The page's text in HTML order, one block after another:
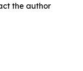
the author